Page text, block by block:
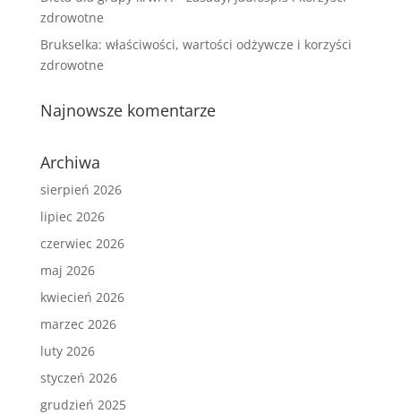
zdrowotne
Brukselka: właściwości, wartości odżywcze i korzyści
zdrowotne
Najnowsze komentarze
Archiwa
sierpień 2026
lipiec 2026
czerwiec 2026
maj 2026
kwiecień 2026
marzec 2026
luty 2026
styczeń 2026
grudzień 2025